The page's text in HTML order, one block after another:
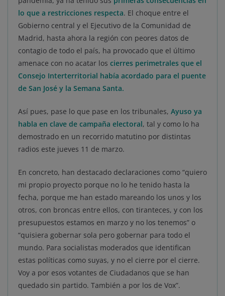
lo que a restricciones respecta. El choque entre el
Gobierno central y el Ejecutivo de la Comunidad de
Madrid, hasta ahora la región con peores datos de
contagio de todo el país, ha provocado que el último
amenace con no acatar los cierres perimetrales que el
Consejo Interterritorial había acordado para el puente
de San José y la Semana Santa.
Así pues, pase lo que pase en los tribunales, Ayuso ya
habla en clave de campaña electoral, tal y como lo ha
demostrado en un recorrido matutino por distintas
radios este jueves 11 de marzo.
En concreto, han destacado declaraciones como “quiero
mi propio proyecto porque no lo he tenido hasta la
fecha, porque me han estado mareando los unos y los
otros, con broncas entre ellos, con tiranteces, y con los
presupuestos estamos en marzo y no los tenemos” o
“quisiera gobernar sola pero gobernar para todo el
mundo. Para socialistas moderados que identifican
estas políticas como suyas, y no el cierre por el cierre.
Voy a por esos votantes de Ciudadanos que se han
quedado sin partido. También a por los de Vox”.